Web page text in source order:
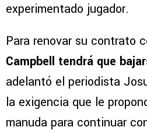
experimentado jugador.
Para renovar su contrato
Campbell tendrá que
adelantó el periodista
la exigencia que le
manuda para continuar